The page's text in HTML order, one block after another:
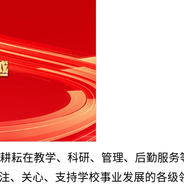
耘在教学、科研、管理、后勤服务
、关心、支持学校事业发展的各级